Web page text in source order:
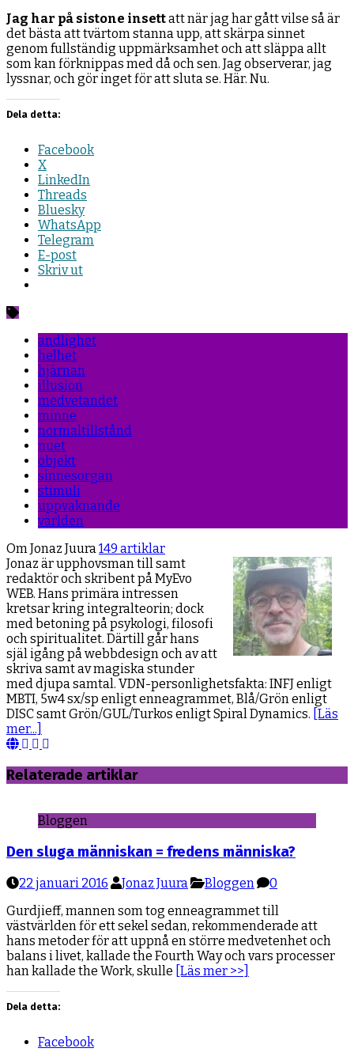
Jag har på sistone insettatt när jag har gått vilse så är
det bästa att tvärtom stanna upp, att skärpa sinnet
genom fullständig uppmärksamhet och att släppa allt
som kan förknippas med då och sen. Jag observerar, jag
lyssnar, och gör inget för att sluta se. Här. Nu.
Dela detta:
Facebook
X
LinkedIn
Threads
Bluesky
WhatsApp
Telegram
E-post
Skriv ut
andlighet
helhet
hjärnan
illusion
medvetandet
minne
normaltillstånd
nuet
objekt
sinnesorgan
stimuli
uppvaknande
världen
Om Jonaz Juura149 artiklar
Jonaz är upphovsman till samt
redaktör och skribent på MyEvo
WEB. Hans primära intressen
kretsar kring integralteorin; dock
med betoning på psykologi, filosofi
och spiritualitet. Därtill går hans
själ igång på webbdesign och av att
skriva samt av magiska stunder
med djupa samtal. VDN-personlighetsfakta: INFJ enligt
MBTI, 5w4 sx/sp enligt enneagrammet, Blå/Grön enligt
DISC samt Grön/GUL/Turkos enligt Spiral Dynamics. [Läs
mer...]
Webbsida
Facebook
YouTube
Relaterade artiklar
Bloggen
Den sluga människan = fredens människa?
22 januari 2016 Jonaz Juura Bloggen
0
Gurdjieff, mannen som tog enneagrammet till
västvärlden för ett sekel sedan, rekommenderade att
hans metoder för att uppnå en större medvetenhet och
balans i livet, kallade the Fourth Way och vars processer
han kallade the Work, skulle [Läs mer >>]
Dela detta:
Facebook